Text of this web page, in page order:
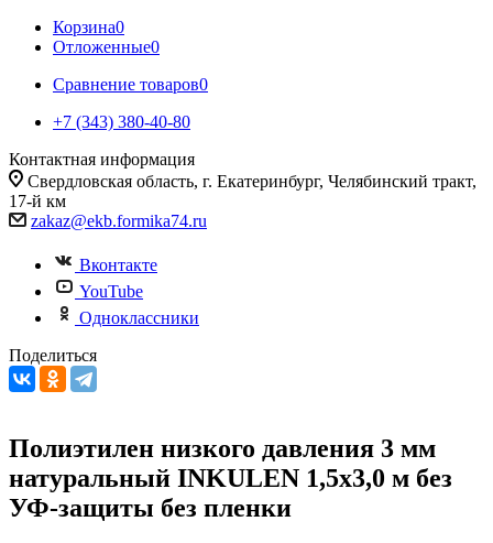
Корзина0
Отложенные0
Сравнение товаров0
+7 (343) 380-40-80
Контактная информация
Свердловская область, г. Екатеринбург, Челябинский тракт,
17-й км
zakaz@ekb.formika74.ru
Вконтакте
YouTube
Одноклассники
Поделиться
Полиэтилен низкого давления 3 мм
натуральный INKULEN 1,5х3,0 м без
УФ-защиты без пленки